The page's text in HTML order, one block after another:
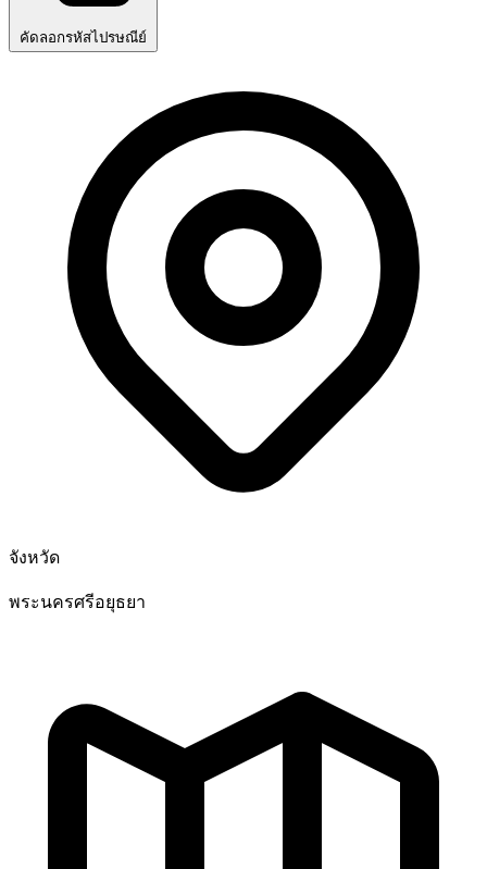
คัดลอกรหัสไปรษณีย์
จังหวัด
พระนครศรีอยุธยา